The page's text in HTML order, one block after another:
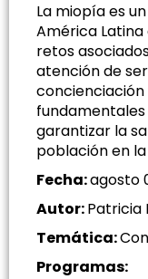
La miopía es
América
retos
atención de
concienciación
garantizar la
población en
Fecha:agosto
Autor:Patricia
Temática:
Programas: